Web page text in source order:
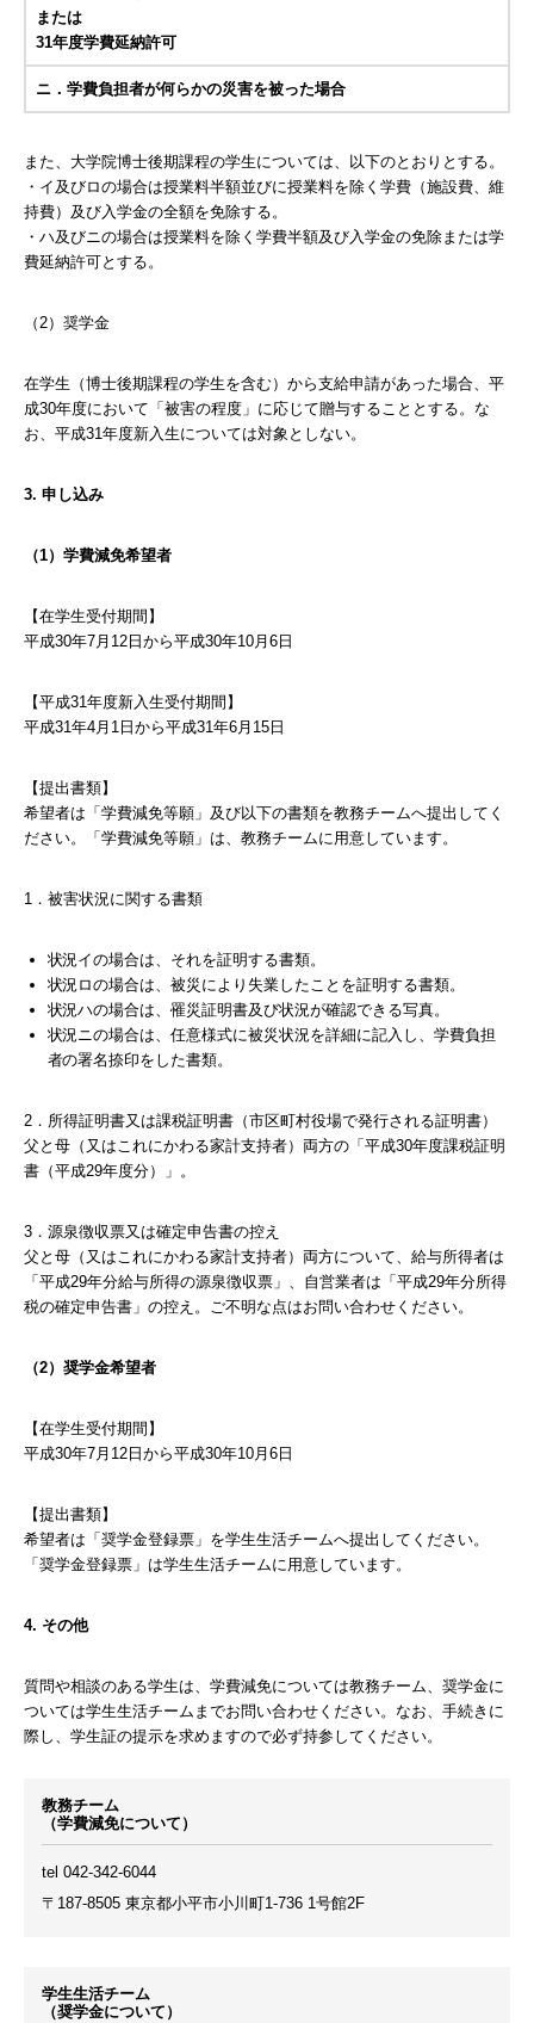
または
31年度学費延納許可
ニ．学費負担者が何らかの災害を被った場合
また、大学院博士後期課程の学生については、以下のとおりとする。
・イ及びロの場合は授業料半額並びに授業料を除く学費（施設費、維
持費）及び入学金の全額を免除する。
・ハ及びニの場合は授業料を除く学費半額及び入学金の免除または学
費延納許可とする。
（2）奨学金
在学生（博士後期課程の学生を含む）から支給申請があった場合、平
成30年度において「被害の程度」に応じて贈与することとする。な
お、平成31年度新入生については対象としない。
3. 申し込み
（1）学費減免希望者
【在学生受付期間】
平成30年7月12日から平成30年10月6日
【平成31年度新入生受付期間】
平成31年4月1日から平成31年6月15日
【提出書類】
希望者は「学費減免等願」及び以下の書類を教務チームへ提出してく
ださい。「学費減免等願」は、教務チームに用意しています。
1．被害状況に関する書類
状況イの場合は、それを証明する書類。
状況ロの場合は、被災により失業したことを証明する書類。
状況ハの場合は、罹災証明書及び状況が確認できる写真。
状況ニの場合は、任意様式に被災状況を詳細に記入し、学費負担
者の署名捺印をした書類。
2．所得証明書又は課税証明書（市区町村役場で発行される証明書）
父と母（又はこれにかわる家計支持者）両方の「平成30年度課税証明
書（平成29年度分）」。
3．源泉徴収票又は確定申告書の控え
父と母（又はこれにかわる家計支持者）両方について、給与所得者は
「平成29年分給与所得の源泉徴収票」、自営業者は「平成29年分所得
税の確定申告書」の控え。ご不明な点はお問い合わせください。
（2）奨学金希望者
【在学生受付期間】
平成30年7月12日から平成30年10月6日
【提出書類】
希望者は「奨学金登録票」を学生生活チームへ提出してください。
「奨学金登録票」は学生生活チームに用意しています。
4. その他
質問や相談のある学生は、学費減免については教務チーム、奨学金に
ついては学生生活チームまでお問い合わせください。なお、手続きに
際し、学生証の提示を求めますので必ず持参してください。
教務チーム
（学費減免について）
tel 042-342-6044
〒187-8505 東京都小平市小川町1-736 1号館2F
学生生活チーム
（奨学金について）